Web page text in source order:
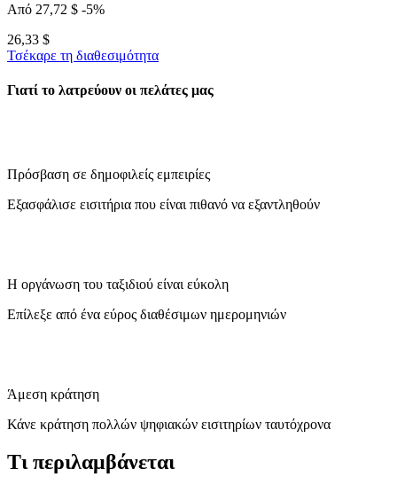
Από 27,72 $ -5%
26,33 $
Τσέκαρε τη διαθεσιμότητα
Γιατί το λατρεύουν οι πελάτες μας
Πρόσβαση σε δημοφιλείς εμπειρίες
Εξασφάλισε εισιτήρια που είναι πιθανό να εξαντληθούν
Η οργάνωση του ταξιδιού είναι εύκολη
Επίλεξε από ένα εύρος διαθέσιμων ημερομηνιών
Άμεση κράτηση
Κάνε κράτηση πολλών ψηφιακών εισιτηρίων ταυτόχρονα
Τι περιλαμβάνεται